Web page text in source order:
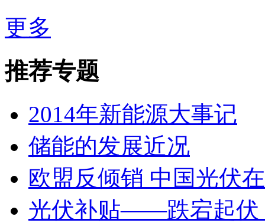
更多
推荐专题
2014年新能源大事记
储能的发展近况
欧盟反倾销 中国光伏
光伏补贴——跌宕起伏